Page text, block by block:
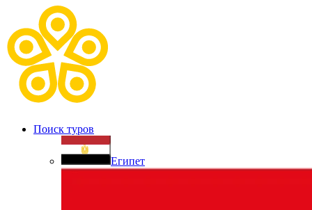
Поиск туров
Египет